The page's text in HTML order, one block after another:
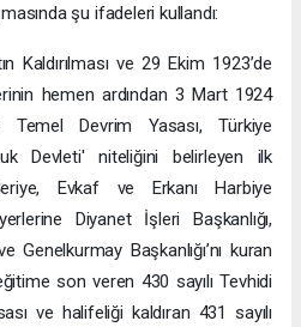
şu ifadeleri kullandı:
Kaldırılması ve 29 Ekim 1923’de
hemen ardından 3 Mart 1924
Devrim Yasası, Türkiye
Devleti' niteliğini belirleyen ilk
Evkaf ve Erkanı Harbiye
Diyanet İşleri Başkanlığı,
Genelkurmay Başkanlığı’nı kuran
son veren 430 sayılı Tevhidi
ve halifeliği kaldıran 431 sayılı